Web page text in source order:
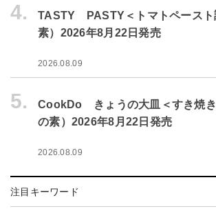
4.
TASTY PASTY＜トマトペースト
素）2026年8月22日発売
2026.08.09
5.
CookDo きょうの大皿＜すき焼
の素）2026年8月22日発売
2026.08.09
注目キーワード